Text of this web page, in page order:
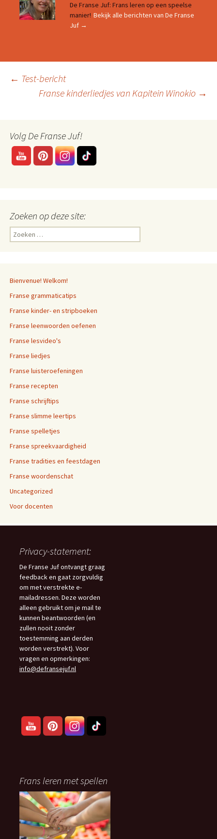
De Franse Juf: Frans leren op een speelse
manier! Bekijk alle berichten van De Franse
Juf →
Berichtnavigatie
← Test-bericht
Franse kinderliedjes van Kapitein Winokio →
Volg De Franse Juf!
Zoeken op deze site:
Zoeken
naar:
Bienvenue! Welkom!
Franse grammaticatips
Franse kinder- en stripboeken
Franse leenwoorden oefenen
Franse lesvideo's
Franse liedjes
Franse luisteroefeningen
Franse recepten
Franse schrijftips
Franse slimme leertips
Franse spelletjes
Franse spreekvaardigheid
Franse tradities en feestdagen
Franse woordenschat
Uncategorized
Voor docenten
Privacy-statement:
De Franse Juf ontvangt graag
feedback en gaat zorgvuldig
om met verstrekte e-
mailadressen. Deze worden
alleen gebruikt om je mail te
kunnen beantwoorden (en
zullen nooit zonder
toestemming aan derden
worden verstrekt). Voor
vragen en opmerkingen:
info@defransejuf.nl
Frans leren met spellen